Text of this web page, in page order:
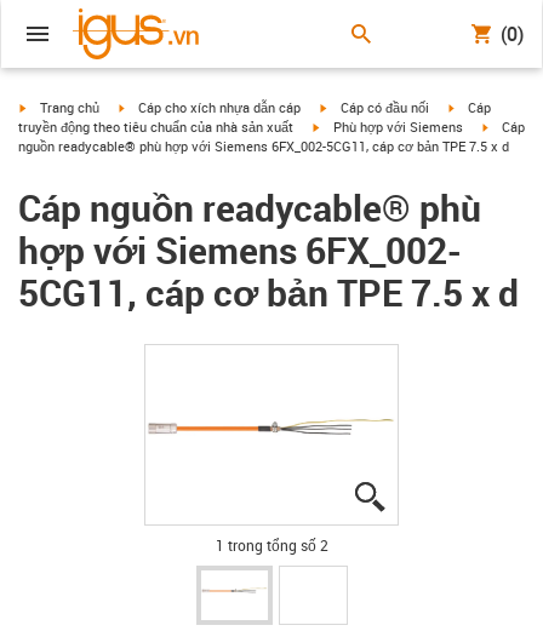
(0)
igus-icon-arrow-right
Trang chủ igus-icon-arrow-right
Cáp cho xích nhựa dẫn cáp igus-icon-arrow-right
Cáp có đầu nối igus-icon-
Cáp
truyền động theo tiêu chuẩn của nhà sản xuất
igus-icon-arrow-right
Phù hợp với Siemens igus-
Cáp
nguồn readycable® phù hợp với Siemens 6FX_002-5CG11, cáp cơ bản TPE 7.5 x d
Cáp nguồn readycable® phù
hợp với Siemens 6FX_002-
5CG11, cáp cơ bản TPE 7.5 x d
1 trong tổng số 2